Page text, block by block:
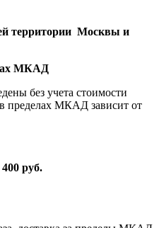
территории Москвы и
МКАД
без учета стоимости
пределах МКАД зависит от
400 руб.